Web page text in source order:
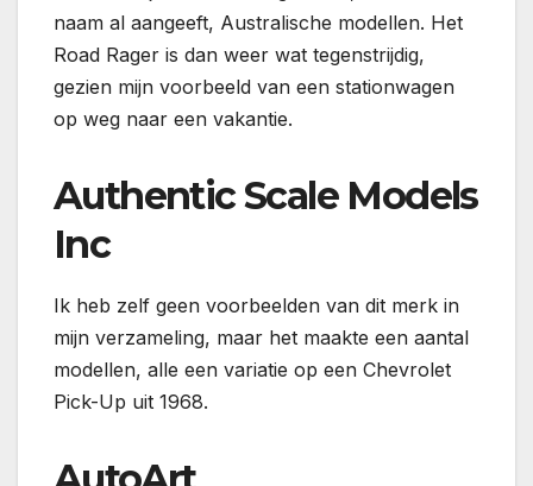
naam al aangeeft, Australische modellen. Het
Road Rager is dan weer wat tegenstrijdig,
gezien mijn voorbeeld van een stationwagen
op weg naar een vakantie.
Authentic Scale Models
Inc
Ik heb zelf geen voorbeelden van dit merk in
mijn verzameling, maar het maakte een aantal
modellen, alle een variatie op een Chevrolet
Pick-Up uit 1968.